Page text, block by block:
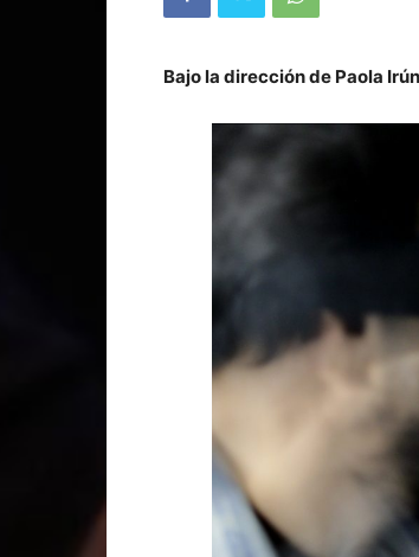
Bajo la dirección de Paola